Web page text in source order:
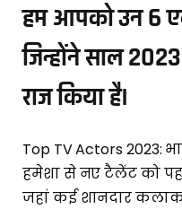
हम आपको उन 6
जिन्होंने साल
राज किया है।
Top TV Actors 2023:
हमेशा से नए टैलेंट को
जहां कई शानदार